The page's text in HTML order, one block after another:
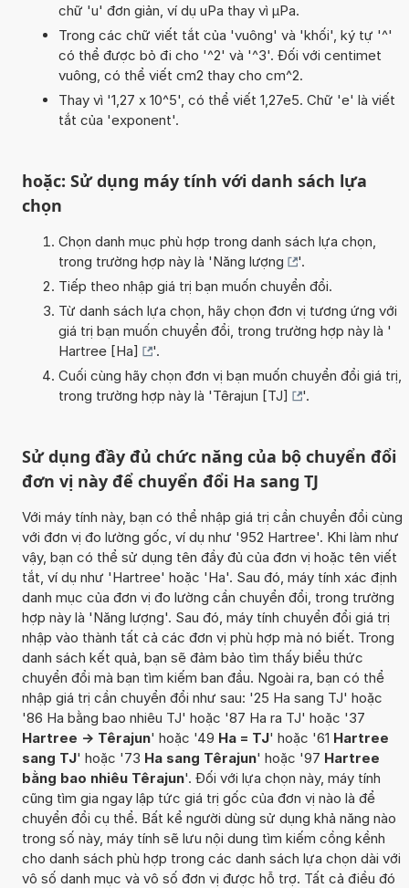
chữ 'u' đơn giản, ví dụ uPa thay vì µPa.
Trong các chữ viết tắt của 'vuông' và 'khối', ký tự '^'
có thể được bỏ đi cho '^2' và '^3'. Đối với centimet
vuông, có thể viết cm2 thay cho cm^2.
Thay vì '1,27 x 10^5', có thể viết 1,27e5. Chữ 'e' là viết
tắt của 'exponent'.
hoặc: Sử dụng máy tính với danh sách lựa
chọn
Chọn danh mục phù hợp trong danh sách lựa chọn,
trong trường hợp này là 'Năng lượng
'.
Tiếp theo nhập giá trị bạn muốn chuyển đổi.
Từ danh sách lựa chọn, hãy chọn đơn vị tương ứng với
giá trị bạn muốn chuyển đổi, trong trường hợp này là '
Hartree [Ha]
'.
Cuối cùng hãy chọn đơn vị bạn muốn chuyển đổi giá trị,
trong trường hợp này là 'Têrajun [TJ] '.
Sử dụng đầy đủ chức năng của bộ chuyển đổi
đơn vị này để chuyển đổi Ha sang TJ
Với máy tính này, bạn có thể nhập giá trị cần chuyển đổi cùng
với đơn vị đo lường gốc, ví dụ như '952 Hartree'. Khi làm như
vậy, bạn có thể sử dụng tên đầy đủ của đơn vị hoặc tên viết
tắt, ví dụ như 'Hartree' hoặc 'Ha'. Sau đó, máy tính xác định
danh mục của đơn vị đo lường cần chuyển đổi, trong trường
hợp này là 'Năng lượng'. Sau đó, máy tính chuyển đổi giá trị
nhập vào thành tất cả các đơn vị phù hợp mà nó biết. Trong
danh sách kết quả, bạn sẽ đảm bảo tìm thấy biểu thức
chuyển đổi mà bạn tìm kiếm ban đầu. Ngoài ra, bạn có thể
nhập giá trị cần chuyển đổi như sau: '25 Ha sang TJ' hoặc
'86 Ha bằng bao nhiêu TJ' hoặc '87 Ha ra TJ' hoặc '37
Hartree -> Têrajun' hoặc '49 Ha = TJ' hoặc '61 Hartree
sang TJ' hoặc '73 Ha sang Têrajun' hoặc '97 Hartree
bằng bao nhiêu Têrajun'. Đối với lựa chọn này, máy tính
cũng tìm gia ngay lập tức giá trị gốc của đơn vị nào là để
chuyển đổi cụ thể. Bất kể người dùng sử dụng khả năng nào
trong số này, máy tính sẽ lưu nội dung tìm kiếm cồng kềnh
cho danh sách phù hợp trong các danh sách lựa chọn dài với
vô số danh mục và vô số đơn vị được hỗ trợ. Tất cả điều đó